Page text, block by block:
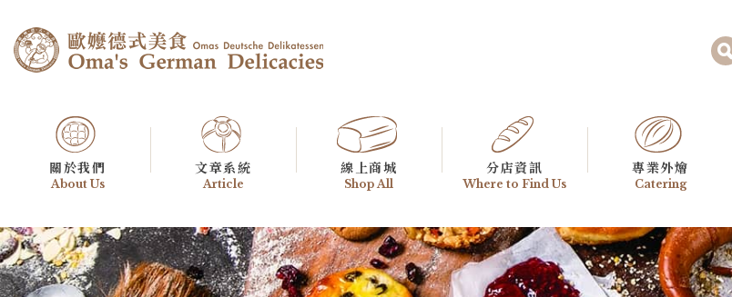
關於我們
About Us
文章系統
Article
線上商城
Shop All
分店資訊
Where to Find Us
專業外燴
Catering